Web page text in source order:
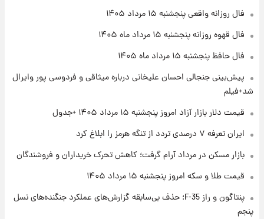
۱ روز پیش
+ جدول
نام خودرو، مبلغ پیش پرداخت و زمان تحویل |
سود مشارکت چند درصد است؟
فال روزانه واقعی پنجشنبه ۱۵ مرداد ۱۴۰۵
فال قهوه روزانه پنجشنبه ۱۵ مرداد ماه ۱۴۰۵
فال حافظ پنجشنبه ۱۵ مرداد ماه ۱۴۰۵
پیش‌بینی جنجالی احسان علیخانی درباره میثاقی و فردوسی پور وایرال
شد+فیلم
قیمت دلار بازار آزاد امروز پنجشنبه ۱۵ مرداد ۱۴۰۵ +جدول
ایران تعرفه ۷ درصدی تردد از تنگه هرمز را ابلاغ کرد
بازار مسکن در مرداد آرام گرفت؛ کاهش تحرک خریداران و فروشندگان
قیمت طلا و سکه امروز پنجشنبه ۱۵ مرداد ۱۴۰۵
پنتاگون و راز F-35؛ حذف بی‌سابقه گزارش‌های عملکرد جنگنده‌های نسل
پنجم